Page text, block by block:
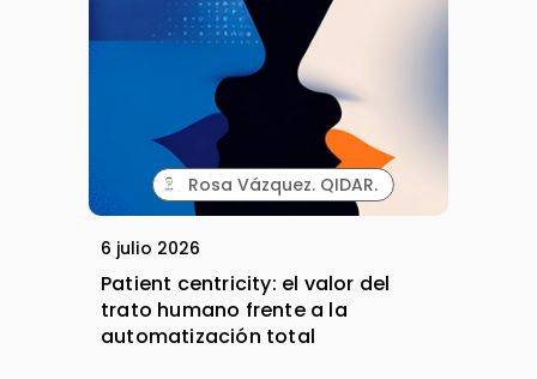
Rosa Vázquez. QIDAR.
6 julio 2026
Patient centricity: el valor del
trato humano frente a la
automatización total